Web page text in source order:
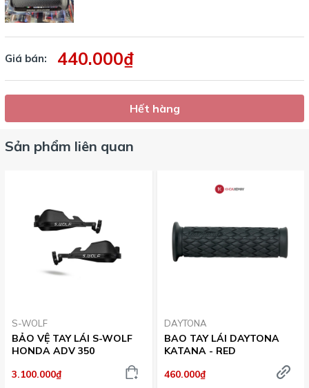
Giá bán: 440.000₫
Hết hàng
Sản phẩm liên quan
S-WOLF
BẢO VỆ TAY LÁI S-WOLF
HONDA ADV 350
3.100.000₫
DAYTONA
BAO TAY LÁI DAYTONA
KATANA - RED
460.000₫